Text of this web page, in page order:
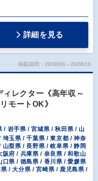
詳細を見る
掲載期間：26/08/06～26/08/19
レクター《高年収～
モートOK》
/ 岩手県 / 宮城県 / 秋田県 / 山
玉県 / 千葉県 / 東京都 / 神奈
梨県 / 長野県 / 岐阜県 / 静岡
府 / 兵庫県 / 奈良県 / 和歌山
県 / 徳島県 / 香川県 / 愛媛県
/ 大分県 / 宮崎県 / 鹿児島県 /